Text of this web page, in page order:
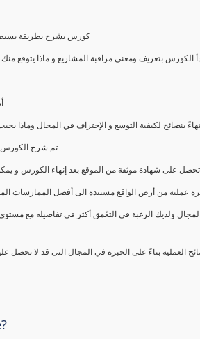
كورس يشرح بطريقة
الكورس بتعريف ومعنى مراقبة المشاريع و ماذا
بنصائح لكيفية التوسع و الإحتراف في المجال
تم شرح الكورس
تحصل على شهادة موثقة من الموقع بعد إنهاء الكورس و
من أرض الواقع مستندة الى أفضل الممارسات
ولديك الرغبة في التعّمق أكثر في تفاصيله مع
العملية بناءً على الخبرة في المجال التى قد لا تحصل